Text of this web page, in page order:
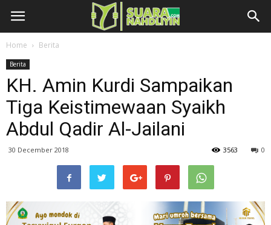
Home Berita
Berita
KH. Amin Kurdi Sampaikan
Tiga Keistimewaan Syaikh
Abdul Qadir Al-Jailani
30 December 2018 0
3563